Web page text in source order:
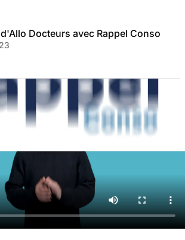
Docteurs avec Rappel Conso